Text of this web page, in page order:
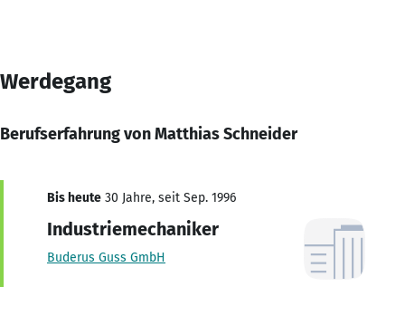
Werdegang
Berufserfahrung von Matthias Schneider
Bis heute 30 Jahre, seit Sep. 1996
Industriemechaniker
Buderus Guss GmbH